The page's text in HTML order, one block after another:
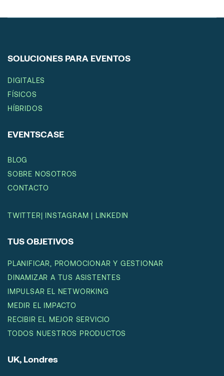
SOLUCIONES PARA EVENTOS
DIGITALES
FÍSICOS
HÍBRIDOS
EVENTSCASE
BLOG
SOBRE NOSOTROS
CONTACTO
TWITTER| INSTAGRAM | LINKEDIN
TUS OBJETIVOS
PLANIFICAR, PROMOCIONAR Y GESTIONAR
DINAMIZAR A TUS ASISTENTES
IMPULSAR EL NETWORKING
MEDIR EL IMPACTO
RECIBIR EL MEJOR SERVICIO
TODOS NUESTROS PRODUCTOS
UK, Londres